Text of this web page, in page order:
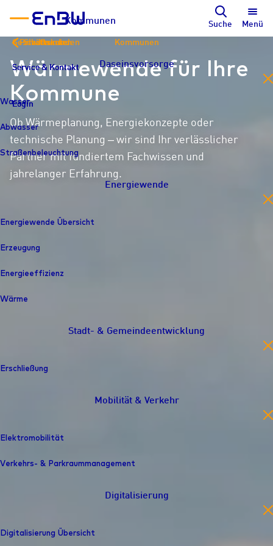
Kommunen Suche Menü
Kommunen
Daseinsvorsorge
Wasser
Abwasser
Straßenbeleuchtung
Energiewende
Energiewende Übersicht
Erzeugung
Energieeffizienz
Wärme
Stadt- & Gemeindeentwicklung
Erschließung
Mobilität & Verkehr
Elektromobilität
Verkehrs- & Parkraummanagement
Digitalisierung
Digitalisierung Übersicht
Privatkunden
Service & Kontakt
Login
Geschäftskunden
Service & Kontakt
Login
Stadtwerke
Service & Kontakt
Login
Wärmewende für Ihre
Kommune
Ob Wärmeplanung, Energiekonzepte oder
technische Planung – wir sind Ihr verlässlicher
Partner mit fundiertem Fachwissen und
jahrelanger Erfahrung.